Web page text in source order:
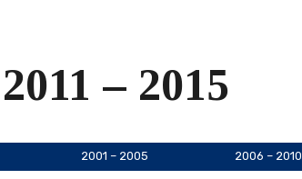
– 2015
2001 – 2005 2006 – 2010